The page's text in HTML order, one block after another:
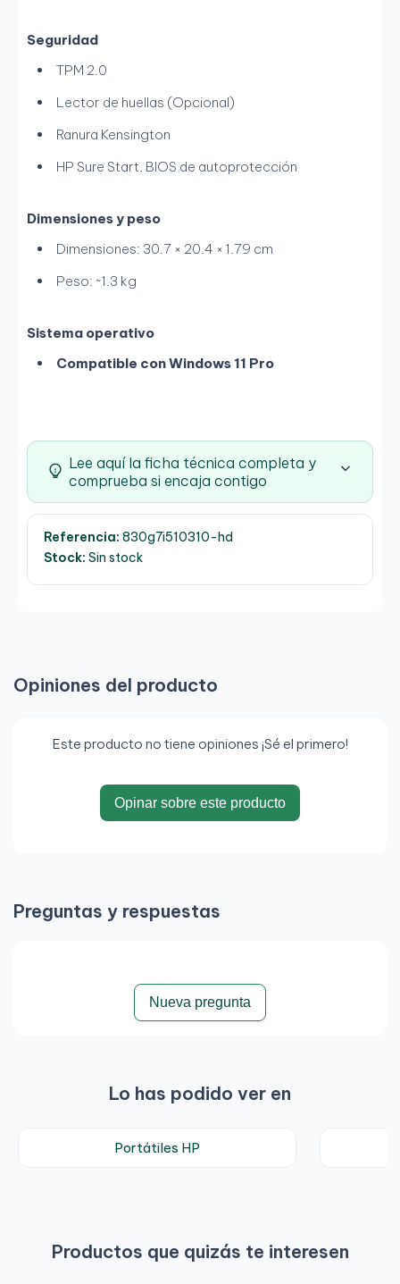
Seguridad
TPM 2.0
Lector de huellas (Opcional)
Ranura Kensington
HP Sure Start, BIOS de autoprotección
Dimensiones y peso
Dimensiones: 30.7 × 20.4 × 1.79 cm
Peso: ~1.3 kg
Sistema operativo
Compatible con Windows 11 Pro
Lee aquí la ficha técnica completa y
comprueba si encaja contigo
Referencia: 830g7i510310-hd
Stock: Sin stock
Opiniones del producto
Este producto no tiene opiniones ¡Sé el primero!
Opinar sobre este producto
Preguntas y respuestas
Nueva pregunta
Lo has podido ver en
Portátiles HP
Productos que quizás te interesen